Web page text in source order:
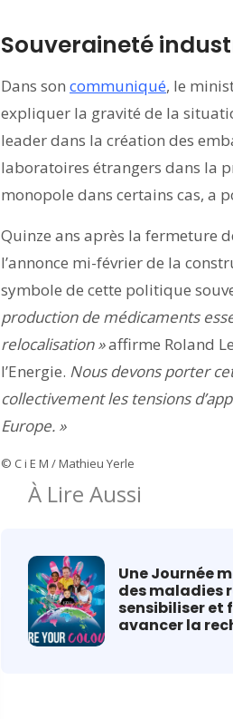
Souveraineté
Dans son communiqué, le
expliquer la gravité de la
leader dans la création des
laboratoires étrangers dans la
monopole dans certains cas, a
Quinze ans après la fermeture
l’annonce mi-février de la
symbole de cette politique
production de médicaments
relocalisation »affirme Roland
l’Energie. Nous devons porter
collectivement les tensions
Europe. »
© C i E M / Mathieu Yerle
À Lire Aussi
Une Journée
des maladies
sensibiliser et
avancer la